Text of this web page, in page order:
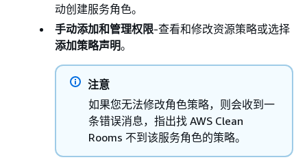
动创建服务角色。
手动添加和管理权限-查看和修改资源策略或选择
添加策略声明。
注意
如果您无法修改角色策略，则会收到一
条错误消息，指出找 AWS Clean
Rooms 不到该服务角色的策略。